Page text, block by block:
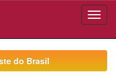
do Brasil